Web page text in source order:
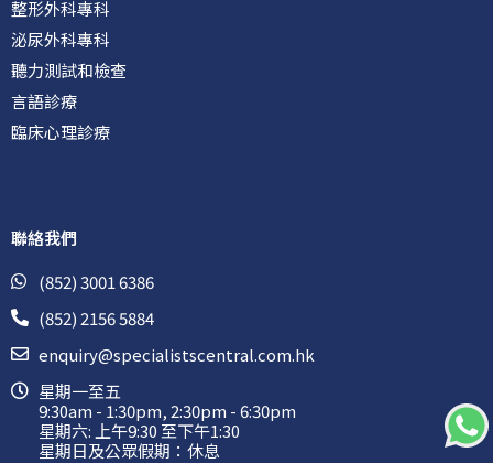
整形外科專科
泌尿外科專科
聽力測試和檢查
言語診療
臨床心理診療
聯絡我們
(852) 3001 6386
(852) 2156 5884
enquiry@specialistscentral.com.hk
星期一至五
9:30am - 1:30pm, 2:30pm - 6:30pm
星期六: 上午9:30 至下午1:30
星期日及公眾假期：休息